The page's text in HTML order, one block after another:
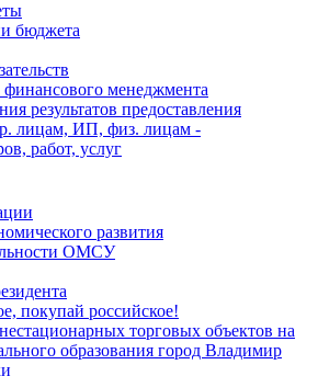
бюджета
менеджмента
результатов предоставления
лицам, ИП, физ. лицам -
работ, услуг
развития
ОМСУ
покупай российское!
торговых объектов на
образования город Владимир